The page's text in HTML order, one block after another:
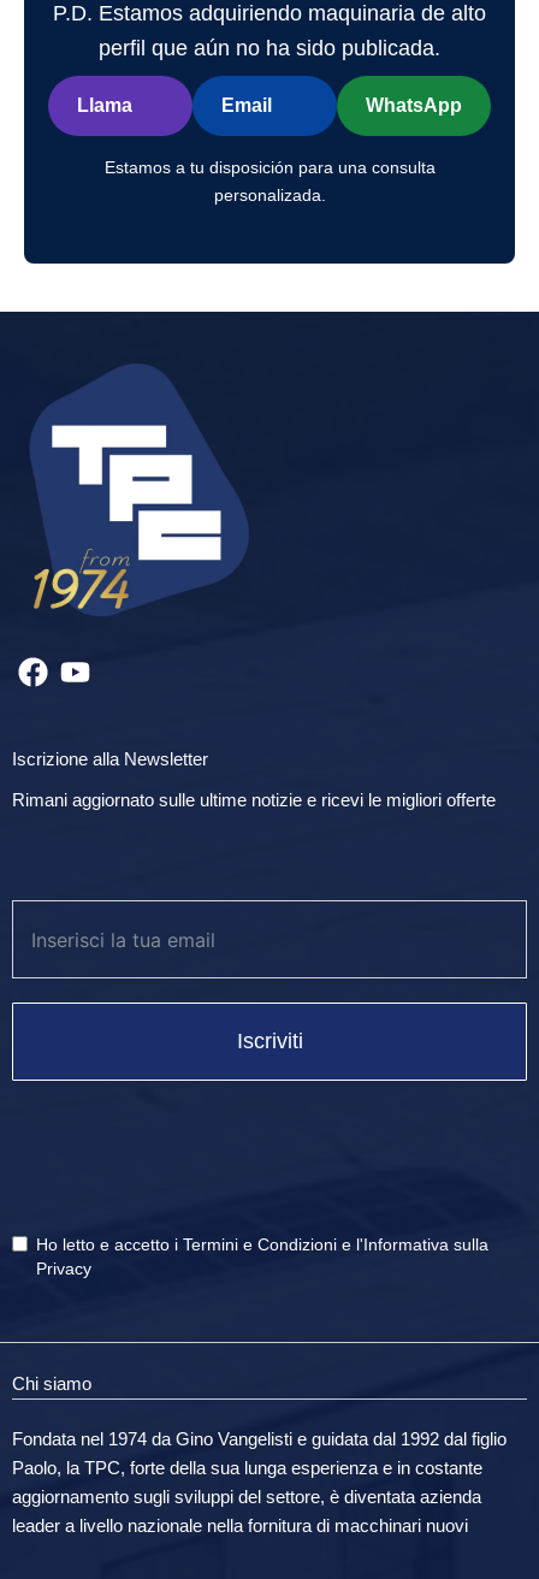
P.D. Estamos adquiriendo maquinaria de alto
perfil que aún no ha sido publicada.
Llama Email WhatsApp
Estamos a tu disposición para una consulta
personalizada.
Iscrizione alla Newsletter
Rimani aggiornato sulle ultime notizie e ricevi le migliori offerte
Iscriviti
Ho letto e accetto i Termini e Condizioni e l'Informativa sulla
Privacy
Chi siamo
Fondata nel 1974 da Gino Vangelisti e guidata dal 1992 dal figlio
Paolo, la TPC, forte della sua lunga esperienza e in costante
aggiornamento sugli sviluppi del settore, è diventata azienda
leader a livello nazionale nella fornitura di macchinari nuovi